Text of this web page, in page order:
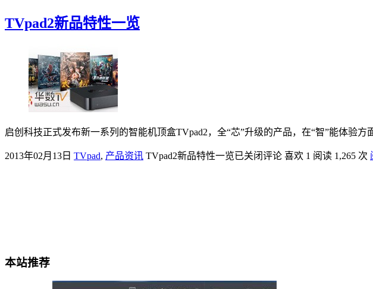
TVpad2新品特性一览
启创科技正式发布新一系列的智能机顶盒TVpad2，全“芯”升级的产品，在“智”能体验
2013年02月13日 TVpad, 产品资讯 TVpad2新品特性一览已关闭评论 喜欢 1 阅读 1,265 次
本站推荐